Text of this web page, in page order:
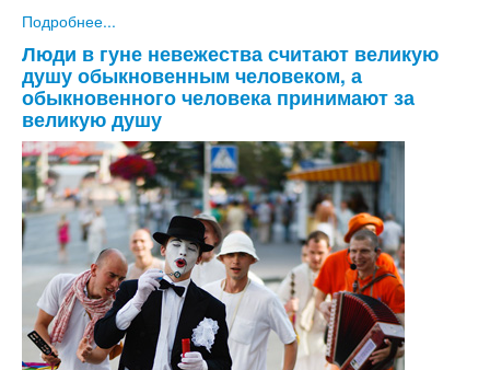
Подробнее...
Люди в гуне невежества считают великую
душу обыкновенным человеком, а
обыкновенного человека принимают за
великую душу